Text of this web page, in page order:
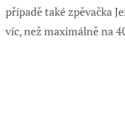
případě také zpěvačka
víc, než maximálně na